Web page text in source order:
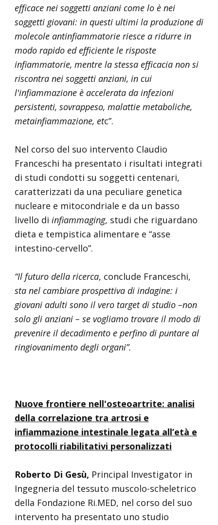
efficace nei soggetti anziani come lo è nei
soggetti giovani: in questi ultimi la produzione di
molecole antinfiammatorie riesce a ridurre in
modo rapido ed efficiente le risposte
infiammatorie, mentre la stessa efficacia non si
riscontra nei soggetti anziani, in cui
l'infiammazione è accelerata da infezioni
persistenti, sovrappeso, malattie metaboliche,
metainfiammazione, etc”.
Nel corso del suo intervento Claudio
Franceschi ha presentato i risultati integrati
di studi condotti su soggetti centenari,
caratterizzati da una peculiare genetica
nucleare e mitocondriale e da un basso
livello di infiammaging, studi che riguardano
dieta e tempistica alimentare e “asse
intestino-cervello”.
“Il futuro della ricerca, conclude Franceschi,
sta nel cambiare prospettiva di indagine: i
giovani adulti sono il vero target di studio –non
solo gli anziani – se vogliamo trovare il modo di
prevenire il decadimento e perfino di puntare al
ringiovanimento degli organi”.
Nuove frontiere nell'osteoartrite: analisi
della correlazione tra artrosi e
infiammazione intestinale legata all’età e
protocolli riabilitativi personalizzati
Roberto Di Gesù, Principal Investigator in
Ingegneria del tessuto muscolo-scheletrico
della Fondazione Ri.MED, nel corso del suo
intervento ha presentato uno studio